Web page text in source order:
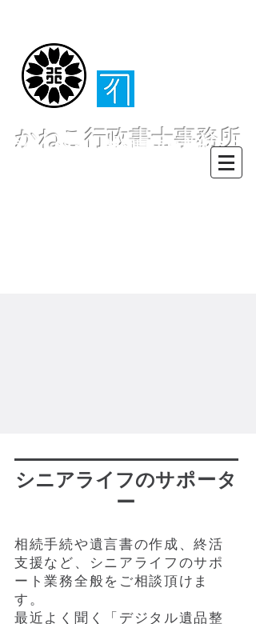
かねこ行政書士事務所
〒413-0234 静岡県伊東市池６２
シニアライフの​サポータ
ー
相続手続や遺言書の作成、終活
支援など、シニアライフのサポ
ート業務全般をご相談頂けま
す。
最近よく聞く「デジタル遺品整